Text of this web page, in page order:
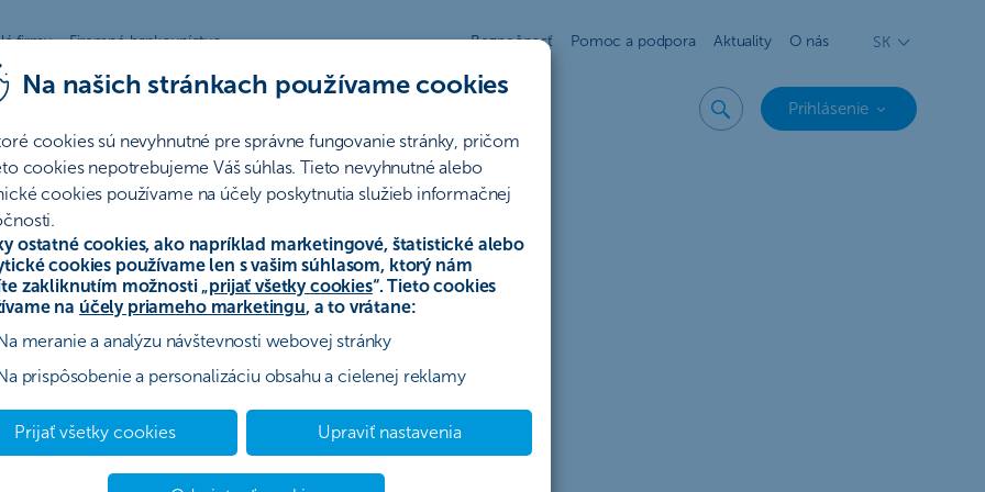
Na našich stránkach používame cookies
cookies sú nevyhnutné pre správne fungovanie stránky, pričom
cookies nepotrebujeme Váš súhlas. Tieto nevyhnutné alebo
cookies používame na účely poskytnutia služieb informačnej
ostatné cookies, ako napríklad marketingové, štatistické alebo
cookies používame len s vašim súhlasom, ktorý nám
zakliknutím možnosti „prijať všetky cookies“. Tieto cookies
na účely priameho marketingu, a to vrátane:
meranie a analýzu návštevnosti webovej stránky
prispôsobenie a personalizáciu obsahu a cielenej reklamy
Prijať všetky cookies Upraviť nastavenia
Sporenie a investovanie
firmy Firemné bankovníctvo Bezpečnosť Pomoc a podpora Aktuality O nás SK
Prihlásenie
nedostupná.
formulára.